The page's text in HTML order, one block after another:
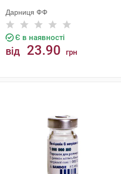
Дарниця ФФ
Є в наявності
від 23.90 грн